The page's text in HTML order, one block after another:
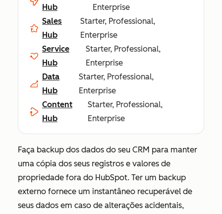
Hub
Enterprise
Sales
Hub
Starter, Professional,
Enterprise
Service
Hub
Starter, Professional,
Enterprise
Data
Hub
Starter, Professional,
Enterprise
Content
Hub
Starter, Professional,
Enterprise
Faça backup dos dados do seu CRM para manter
uma cópia dos seus registros e valores de
propriedade fora do HubSpot. Ter um backup
externo fornece um instantâneo recuperável de
seus dados em caso de alterações acidentais,